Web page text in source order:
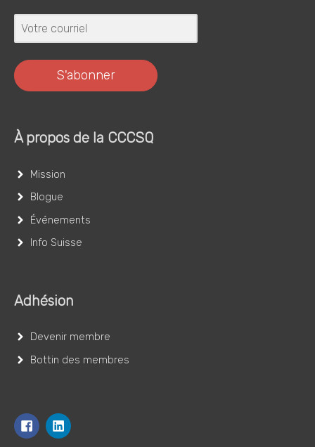
S'abonner
À propos de la CCCSQ
Mission
Blogue
Événements
Info Suisse
Adhésion
Devenir membre
Bottin des membres